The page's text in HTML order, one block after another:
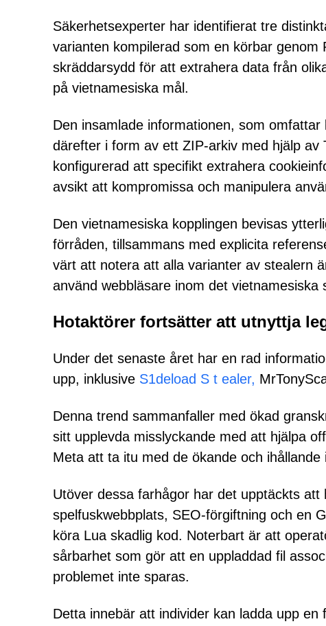
Säkerhetsexperter har identifierat tre
varianten kompilerad som en körbar
skräddarsydd för att extrahera data från
på vietnamesiska mål.
Den insamlade informationen, som
därefter i form av ett ZIP-arkiv med hjälp av
konfigurerad att specifikt extrahera
avsikt att kompromissa och manipulera
Den vietnamesiska kopplingen bevisas
förråden, tillsammans med explicita
värt att notera att alla varianter av stealern
använd webbläsare inom det vietnamesiska
Hotaktörer fortsätter att utnyttja
Under det senaste året har en rad
upp, inklusive S1deload S t ealer,
Denna trend sammanfaller med ökad
sitt upplevda misslyckande med att hjälpa
Meta att ta itu med de ökande och
Utöver dessa farhågor har det upptäckts
spelfuskwebbplats, SEO-förgiftning och en
köra Lua skadlig kod. Noterbart är att
sårbarhet som gör att en uppladdad fil
problemet inte sparas.
Detta innebär att individer kan ladda upp